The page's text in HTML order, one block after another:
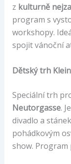
z kulturně
program s
workshopy.
spojit vánoční
Dětský trh
Speciální trh
Neutorgasse.
divadlo a
pohádkovým
show. Program